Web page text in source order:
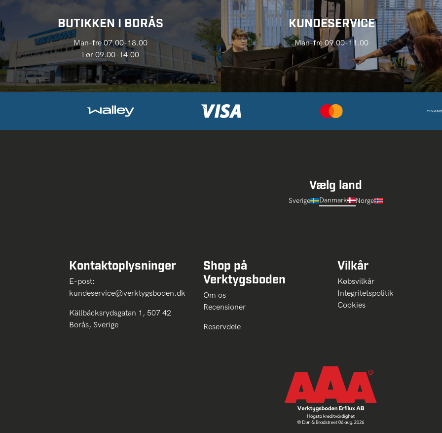
BUTIKKEN I BORÅS
Man-fre 07.00-18.00
Lør 09.00-14.00
KUNDESERVICE
Man-fre 09.00-11.00
Vælg land
Sverige Danmark Norge
Kontaktoplysninger
E-post:
kundeservice@verktygsboden.dk
Källbäcksrydsgatan 1, 507 42
Borås, Sverige
Shop på
Verktygsboden
Om os
Recensioner
Reservdele
Vilkår
Købsvilkår
Integritetspolitik
Cookies